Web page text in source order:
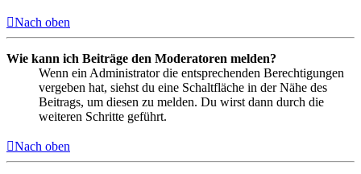
Nach oben
Wie kann ich Beiträge den Moderatoren melden?
Wenn ein Administrator die entsprechenden Berechtigungen
vergeben hat, siehst du eine Schaltfläche in der Nähe des
Beitrags, um diesen zu melden. Du wirst dann durch die
weiteren Schritte geführt.
Nach oben